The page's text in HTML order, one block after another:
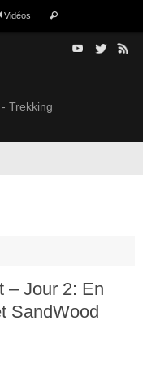
Vidéos
Trekking
– Jour 2: En
SandWood